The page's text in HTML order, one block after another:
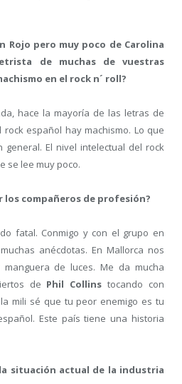
Rojo pero muy poco de Carolina
de muchas de vuestras
en el rock n´ roll?
hace la mayoría de las letras de
español hay machismo. Lo que
general. El nivel intelectual del rock
se lee muy poco.
los compañeros de profesión?
fatal. Conmigo y con el grupo en
anécdotas. En Mallorca nos
de luces. Me da mucha
de Phil Collinstocando con
mili sé que tu peor enemigo es tu
Este país tiene una historia
situación actual de la industria